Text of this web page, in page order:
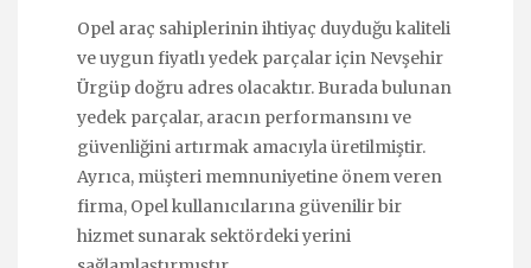
Opel araç sahiplerinin ihtiyaç duyduğu kaliteli
ve uygun fiyatlı yedek parçalar için Nevşehir
Ürgüp doğru adres olacaktır. Burada bulunan
yedek parçalar, aracın performansını ve
güvenliğini artırmak amacıyla üretilmiştir.
Ayrıca, müşteri memnuniyetine önem veren
firma, Opel kullanıcılarına güvenilir bir
hizmet sunarak sektördeki yerini